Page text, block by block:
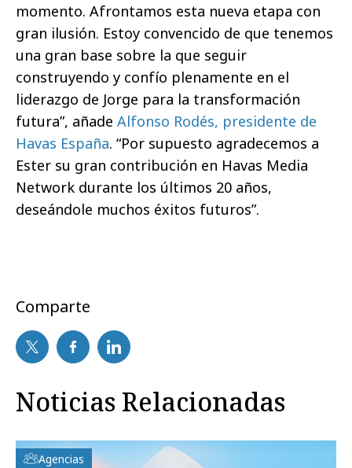
momento. Afrontamos esta nueva etapa con
gran ilusión. Estoy convencido de que tenemos
una gran base sobre la que seguir
construyendo y confío plenamente en el
liderazgo de Jorge para la transformación
futura”, añade Alfonso Rodés, presidente de
Havas España. “Por supuesto agradecemos a
Ester su gran contribución en Havas Media
Network durante los últimos 20 años,
deseándole muchos éxitos futuros”.
Comparte
Noticias Relacionadas
Agencias